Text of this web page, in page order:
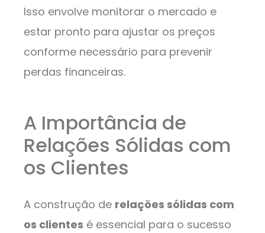
Isso envolve monitorar o mercado e
estar pronto para ajustar os preços
conforme necessário para prevenir
perdas financeiras.
A Importância de
Relações Sólidas com
os Clientes
A construção de relações sólidas com
os clientes é essencial para o sucesso